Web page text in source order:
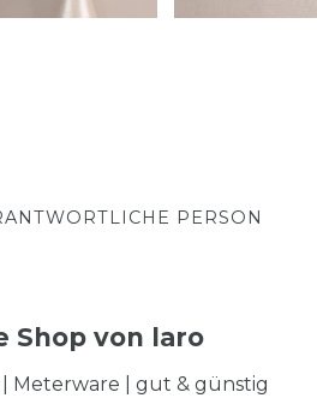
PERSON
Shop von laro
| Meterware | gut & günstig